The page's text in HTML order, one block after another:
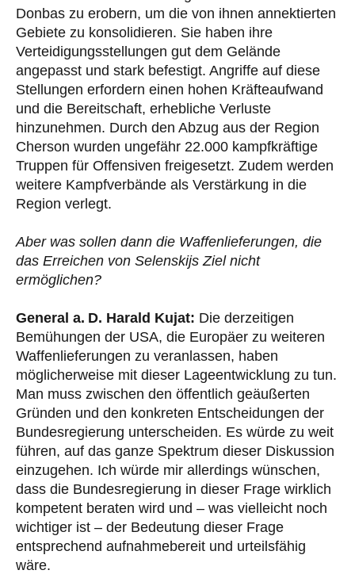
Donbas zu erobern, um die von ihnen annektierten
Gebiete zu konsolidieren. Sie haben ihre
Verteidigungsstellungen gut dem Gelände
angepasst und stark befestigt. Angriffe auf diese
Stellungen erfordern einen hohen Kräfteaufwand
und die Bereitschaft, erhebliche Verluste
hinzunehmen. Durch den Abzug aus der Region
Cherson wurden ungefähr 22.000 kampfkräftige
Truppen für Offensiven freigesetzt. Zudem werden
weitere Kampfverbände als Verstärkung in die
Region verlegt.
Aber was sollen dann die Waffenlieferungen, die
das Erreichen von Selenskijs Ziel nicht
ermöglichen?
General a. D. Harald Kujat: Die derzeitigen
Bemühungen der USA, die Europäer zu weiteren
Waffenlieferungen zu veranlassen, haben
möglicherweise mit dieser Lageentwicklung zu tun.
Man muss zwischen den öffentlich geäußerten
Gründen und den konkreten Entscheidungen der
Bundesregierung unterscheiden. Es würde zu weit
führen, auf das ganze Spektrum dieser Diskussion
einzugehen. Ich würde mir allerdings wünschen,
dass die Bundesregierung in dieser Frage wirklich
kompetent beraten wird und – was vielleicht noch
wichtiger ist – der Bedeutung dieser Frage
entsprechend aufnahmebereit und urteilsfähig
wäre.